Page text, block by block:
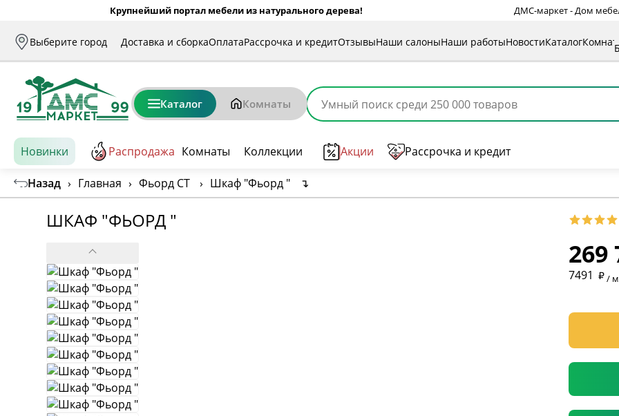
Крупнейший портал мебели из натурального дерева! ДМС-маркет - Дом
Выберите город Доставка и сборкаОплатаРассрочка и кредитОтзывыНаши салоныНаши работыНовостиКаталогКомнаты
Каталог Комнаты
Новинки Распродажа Комнаты Коллекции Акции Рассрочка и кредит
Назад › Главная › Фьорд СТ › Шкаф "Фьорд " ↴
ШКАФ "ФЬОРД "
269
7491
/
*
*